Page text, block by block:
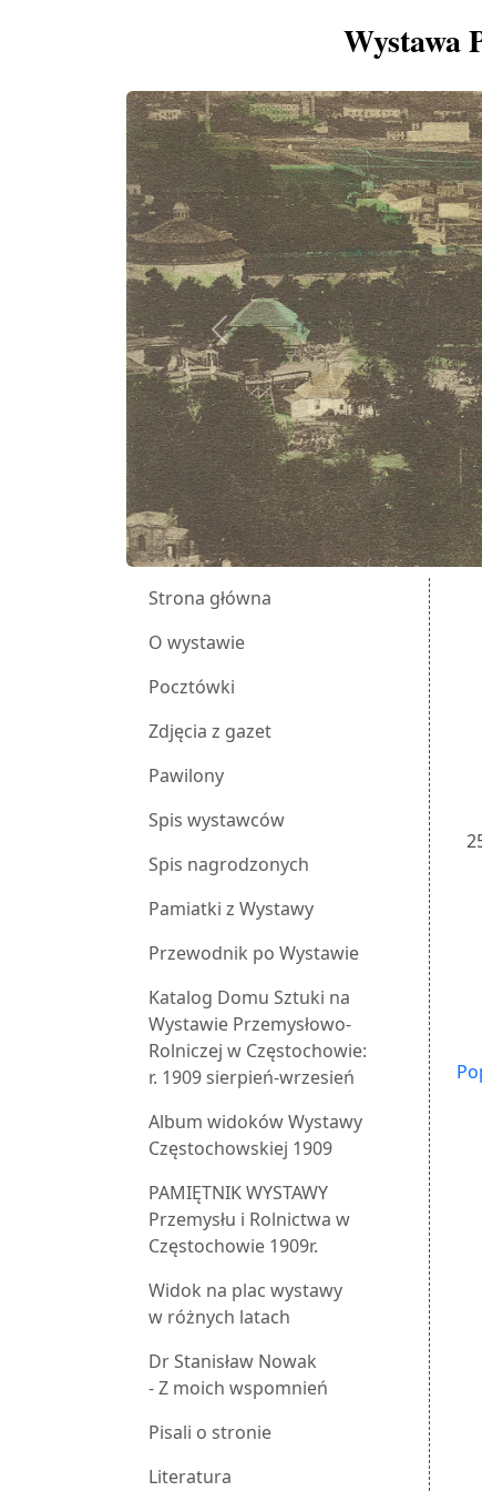
Wystawa
Previous
Strona główna
O wystawie
Pocztówki
Zdjęcia z gazet
Pawilony
Spis wystawców
Spis nagrodzonych
Pamiatki z Wystawy
Przewodnik po Wystawie
Katalog Domu Sztuki na
Wystawie Przemysłowo-
Rolniczej w Częstochowie:
r. 1909 sierpień-wrzesień
Album widoków Wystawy
Częstochowskiej 1909
PAMIĘTNIK WYSTAWY
Przemysłu i Rolnictwa w
Częstochowie 1909r.
Widok na plac wystawy
w różnych latach
Dr Stanisław Nowak
- Z moich wspomnień
Pisali o stronie
Literatura